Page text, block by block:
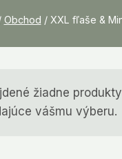
Obchod / XXL fľaše &
žiadne produkty
vášmu výberu.